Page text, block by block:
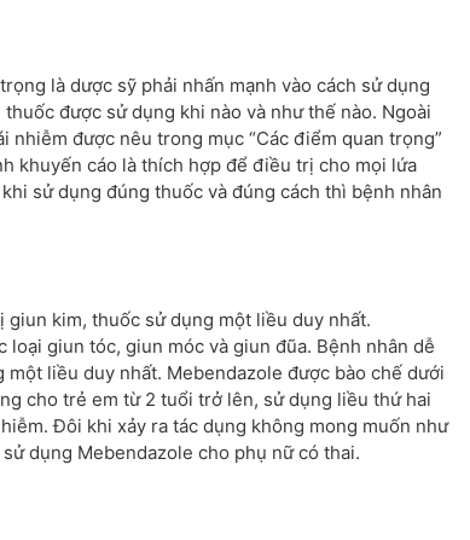
là dược sỹ phải nhấn mạnh vào cách sử dụng
được sử dụng khi nào và như thế nào. Ngoài
nhiễm được nêu trong mục “Các điểm quan trọng”
khuyến cáo là thích hợp để điều trị cho mọi lứa
sử dụng đúng thuốc và đúng cách thì bệnh nhân
kim, thuốc sử dụng một liều duy nhất.
giun tóc, giun móc và giun đũa. Bệnh nhân dễ
liều duy nhất. Mebendazole được bào chế dưới
cho trẻ em từ 2 tuổi trở lên, sử dụng liều thứ hai
Đôi khi xảy ra tác dụng không mong muốn như
dụng Mebendazole cho phụ nữ có thai.